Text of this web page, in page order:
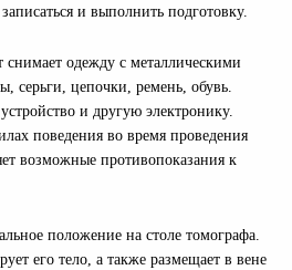
и выполнить подготовку.
одежду с металлическими
серьги, цепочки, ремень, обувь.
и другую электронику.
поведения во время проведения
возможные противопоказания к
положение на столе томографа.
его тело, а также размещает в вене